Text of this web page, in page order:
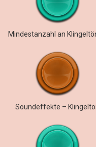
Mindestanzahl an
Soundeffekte –